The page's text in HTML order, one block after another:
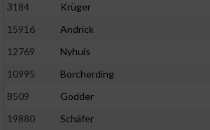
3184
Krüger
15916
Andrick
12769
Nyhuis
10995
Borcherding
8509
Godder
19880
Schäfer